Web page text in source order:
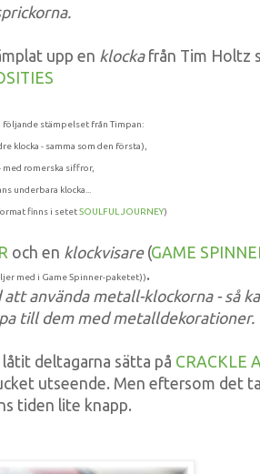
upp en klocka från Tim Holtz
stämpelset från Timpan:
klocka - samma som den första),
med romerska siffror,
underbara klocka...
finns i setetSOULFUL JOURNEY)
och en klockvisare (GAME
med i Game Spinner-paketet)).
använda metall-klockorna - så
till dem med metalldekorationer.
deltagarna sätta på CRACKLE
utseende. Men eftersom det
tiden lite knapp.